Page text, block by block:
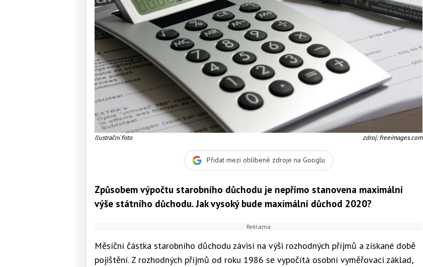
Ilustrační foto zdroj: freeimages.com
Přidat mezi oblíbené zdroje na Googlu
Způsobem výpočtu starobního důchodu je nepřímo stanovena maximální
výše státního důchodu. Jak vysoký bude maximální důchod 2020?
Měsíční částka starobního důchodu závisí na výši rozhodných příjmů a získané době
pojištění. Z rozhodných příjmů od roku 1986 se vypočítá osobní vyměřovací základ,